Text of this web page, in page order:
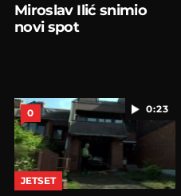
Miroslav Ilić snimio
novi spot
0:23
0
JETSET